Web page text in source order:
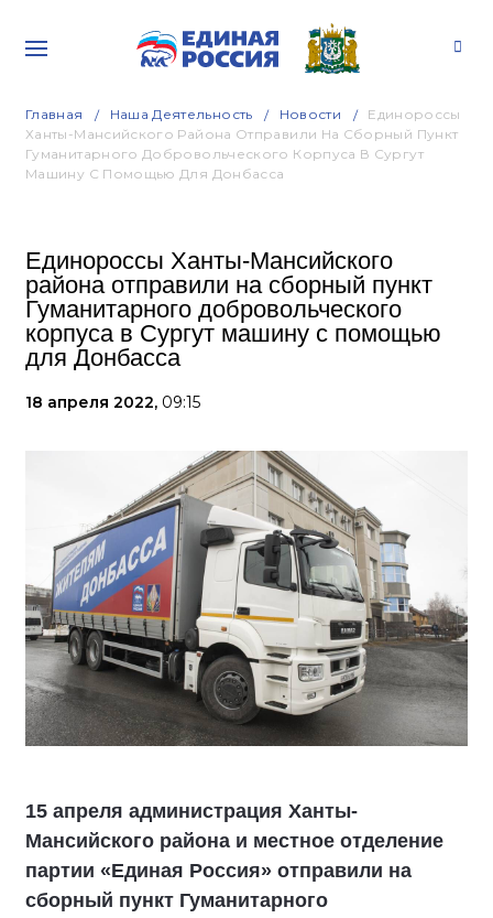
Главная Наша Деятельность Новости
Единороссы
Ханты-Мансийского Района Отправили На Сборный Пункт
Гуманитарного Добровольческого Корпуса В Сургут
Машину С Помощью Для Донбасса
Единороссы Ханты-Мансийского
района отправили на сборный пункт
Гуманитарного добровольческого
корпуса в Сургут машину с помощью
для Донбасса
18 апреля 2022, 09:15
15 апреля администрация Ханты-
Мансийского района и местное отделение
партии «Единая Россия» отправили на
сборный пункт Гуманитарного